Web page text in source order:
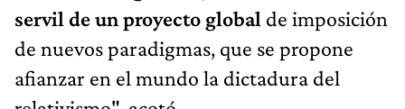
servil de un proyecto global de imposición
de nuevos paradigmas, que se propone
afianzar en el mundo la dictadura del